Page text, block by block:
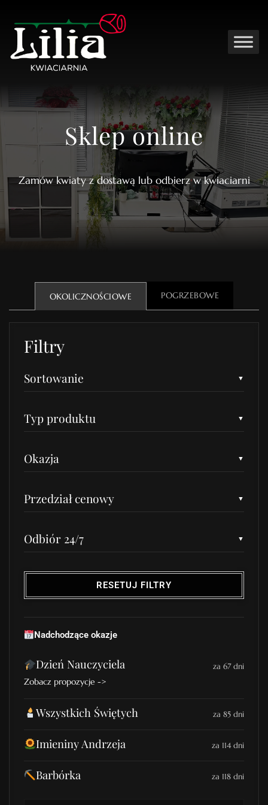
Sklep online
Zamów kwiaty z dostawą lub odbierz w kwiaciarni
OKOLICZNOŚCIOWE POGRZEBOWE
Filtry
Sortowanie
Typ produktu
Okazja
Przedział cenowy
Odbiór 24/7
RESETUJ FILTRY
Nadchodzące okazje
Dzień Nauczyciela za 67 dni
Zobacz propozycje ->
Wszystkich Świętych za 85 dni
Imieniny Andrzeja za 114 dni
Barbórka za 118 dni